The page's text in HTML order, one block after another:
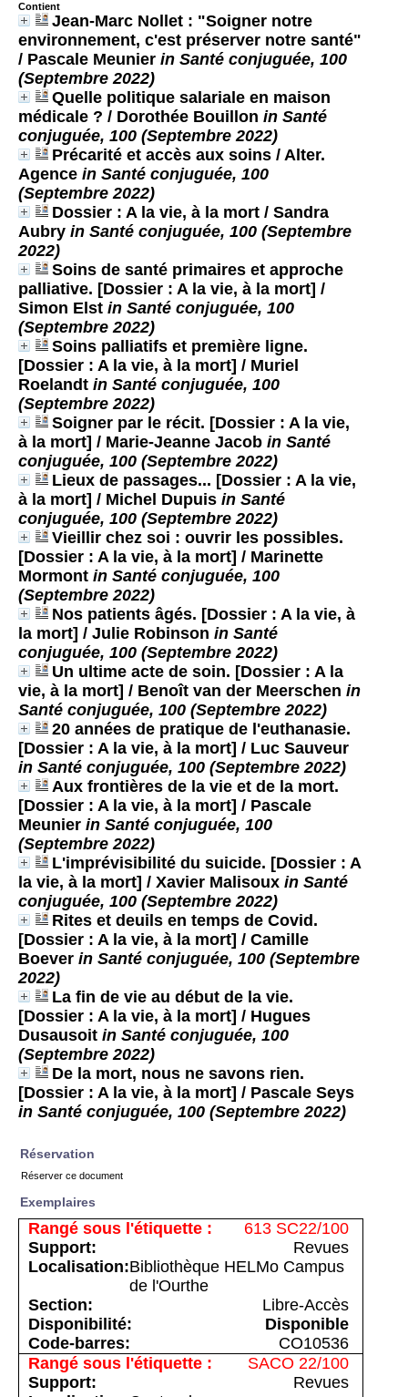
Contient
Jean-Marc Nollet : "Soigner notre
environnement, c'est préserver notre santé"
/ Pascale Meunier in Santé conjuguée, 100
(Septembre 2022)
Quelle politique salariale en maison
médicale ? / Dorothée Bouillon in Santé
conjuguée, 100 (Septembre 2022)
Précarité et accès aux soins / Alter.
Agence in Santé conjuguée, 100
(Septembre 2022)
Dossier : A la vie, à la mort / Sandra
Aubry in Santé conjuguée, 100 (Septembre
2022)
Soins de santé primaires et approche
palliative. [Dossier : A la vie, à la mort] /
Simon Elst in Santé conjuguée, 100
(Septembre 2022)
Soins palliatifs et première ligne.
[Dossier : A la vie, à la mort] / Muriel
Roelandt in Santé conjuguée, 100
(Septembre 2022)
Soigner par le récit. [Dossier : A la vie,
à la mort] / Marie-Jeanne Jacob in Santé
conjuguée, 100 (Septembre 2022)
Lieux de passages... [Dossier : A la vie,
à la mort] / Michel Dupuis in Santé
conjuguée, 100 (Septembre 2022)
Vieillir chez soi : ouvrir les possibles.
[Dossier : A la vie, à la mort] / Marinette
Mormont in Santé conjuguée, 100
(Septembre 2022)
Nos patients âgés. [Dossier : A la vie, à
la mort] / Julie Robinson in Santé
conjuguée, 100 (Septembre 2022)
Un ultime acte de soin. [Dossier : A la
vie, à la mort] / Benoît van der Meerschen in
Santé conjuguée, 100 (Septembre 2022)
20 années de pratique de l'euthanasie.
[Dossier : A la vie, à la mort] / Luc Sauveur
in Santé conjuguée, 100 (Septembre 2022)
Aux frontières de la vie et de la mort.
[Dossier : A la vie, à la mort] / Pascale
Meunier in Santé conjuguée, 100
(Septembre 2022)
L'imprévisibilité du suicide. [Dossier : A
la vie, à la mort] / Xavier Malisoux in Santé
conjuguée, 100 (Septembre 2022)
Rites et deuils en temps de Covid.
[Dossier : A la vie, à la mort] / Camille
Boever in Santé conjuguée, 100 (Septembre
2022)
La fin de vie au début de la vie.
[Dossier : A la vie, à la mort] / Hugues
Dusausoit in Santé conjuguée, 100
(Septembre 2022)
De la mort, nous ne savons rien.
[Dossier : A la vie, à la mort] / Pascale Seys
in Santé conjuguée, 100 (Septembre 2022)
Réservation
Réserver ce document
Exemplaires
613 SC22/100
Revues
Bibliothèque HELMo Campus
de l'Ourthe
Libre-Accès
Disponible
CO10536
SACO 22/100
Revues